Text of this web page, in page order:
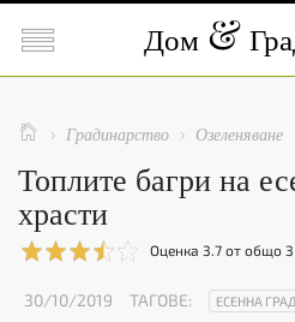
 Дом
  Градинарство  Озеленяване
Топлите багри на
храсти
Оценка 3.7 от общо 3
30/10/2019 ТАГОВЕ: ЕСЕННА